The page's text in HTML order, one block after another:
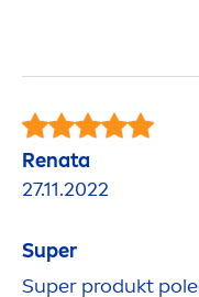
Renata
27.11.2022
Super
Super produkt